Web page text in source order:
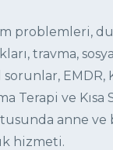
problemleri,
travma,
sorunlar, EMDR,
Terapi ve Kısa
anne ve
hizmeti.